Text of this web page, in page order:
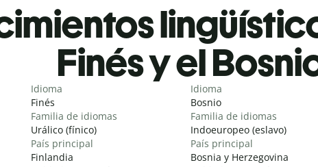
Finés y el
Idioma
Finés
Familia de idiomas
Urálico (fínico)
País principal
Finlandia
Idioma
Bosnio
Familia de idiomas
Indoeuropeo (eslavo)
País principal
Bosnia y Herzegovina